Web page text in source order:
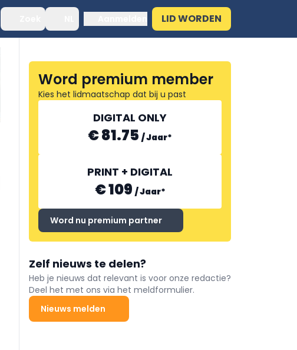
LID WORDEN
Word premium member
Kies het lidmaatschap dat bij u past
DIGITAL ONLY
€ 81.75 /Jaar*
PRINT + DIGITAL
€ 109 /Jaar*
Word nu premium partner
Zelf nieuws te delen?
Heb je nieuws dat relevant is voor onze redactie?
Deel het met ons via het meldformulier.
Nieuws melden